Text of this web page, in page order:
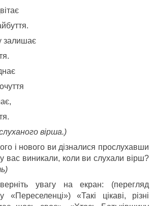
залишає
вірша.)
і нового ви дізналися прослухавши
вас виникали, коли ви слухали вірш?
увагу на екран: (перегляд
«Переселенці») «Такі цікаві, різні